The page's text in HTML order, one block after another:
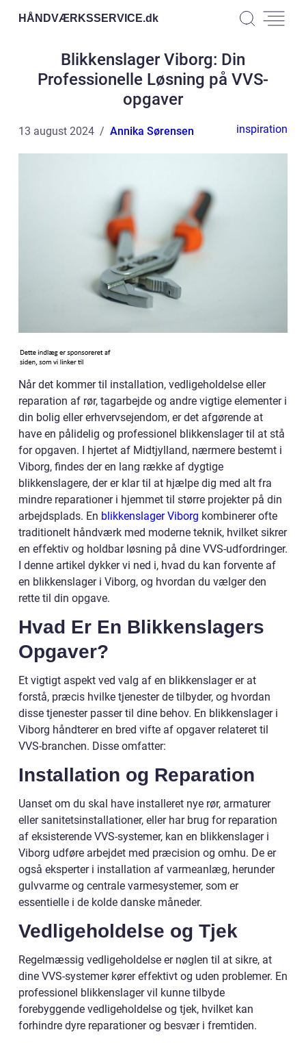
HÅNDVÆRKSSERVICE.dk
Blikkenslager Viborg: Din
Professionelle Løsning på VVS-
opgaver
13 august 2024 Annika Sørensen inspiration
Når det kommer til installation, vedligeholdelse eller
reparation af rør, tagarbejde og andre vigtige elementer i
din bolig eller erhvervsejendom, er det afgørende at
have en pålidelig og professionel blikkenslager til at stå
for opgaven. I hjertet af Midtjylland, nærmere bestemt i
Viborg, findes der en lang række af dygtige
blikkenslagere, der er klar til at hjælpe dig med alt fra
mindre reparationer i hjemmet til større projekter på din
arbejdsplads. En blikkenslager Viborg kombinerer ofte
traditionelt håndværk med moderne teknik, hvilket sikrer
en effektiv og holdbar løsning på dine VVS-udfordringer.
I denne artikel dykker vi ned i, hvad du kan forvente af
en blikkenslager i Viborg, og hvordan du vælger den
rette til din opgave.
Hvad Er En Blikkenslagers
Opgaver?
Et vigtigt aspekt ved valg af en blikkenslager er at
forstå, præcis hvilke tjenester de tilbyder, og hvordan
disse tjenester passer til dine behov. En blikkenslager i
Viborg håndterer en bred vifte af opgaver relateret til
VVS-branchen. Disse omfatter:
Installation og Reparation
Uanset om du skal have installeret nye rør, armaturer
eller sanitetsinstallationer, eller har brug for reparation
af eksisterende VVS-systemer, kan en blikkenslager i
Viborg udføre arbejdet med præcision og omhu. De er
også eksperter i installation af varmeanlæg, herunder
gulvvarme og centrale varmesystemer, som er
essentielle i de kolde danske måneder.
Vedligeholdelse og Tjek
Regelmæssig vedligeholdelse er nøglen til at sikre, at
dine VVS-systemer kører effektivt og uden problemer. En
professionel blikkenslager vil kunne tilbyde
forebyggende vedligeholdelse og tjek, hvilket kan
forhindre dyre reparationer og besvær i fremtiden.